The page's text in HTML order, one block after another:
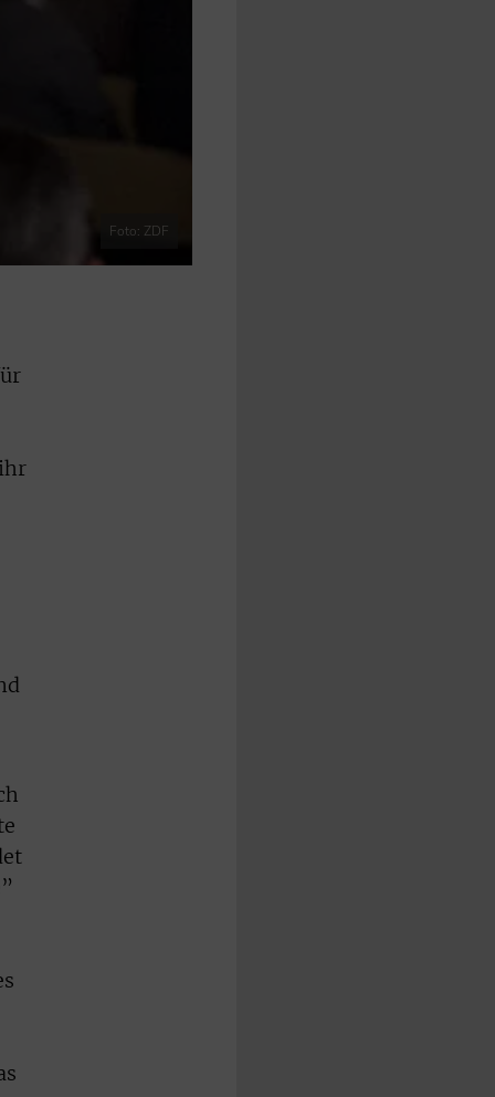
Foto: ZDF